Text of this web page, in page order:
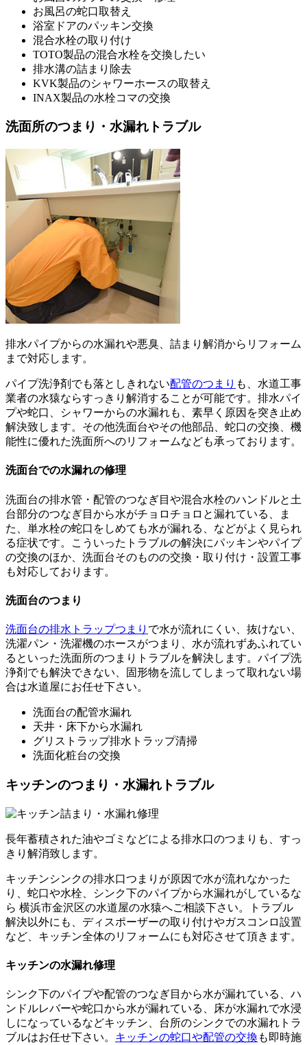
お風呂の蛇口取替え
浴室ドアのパッキン交換
混合水栓の取り付け
TOTO製品の混合水栓を交換したい
排水溝の詰まり除去
KVK製品のシャワーホースの取替え
INAX製品の水栓コマの交換
洗面所のつまり・水漏れトラブル
排水パイプからの水漏れや悪臭、詰まり解消からリフォーム
まで対応します。
パイプ洗浄剤でも落としきれない配管のつまり も、水道工事
業者の水猿ならすっきり解消することが可能です。排水パイ
プや蛇口、シャワーからの水漏れも、素早く原因を突き止め
解決致します。その他洗面台やその他部品、蛇口の交換、機
能性に優れた洗面所へのリフォームなども承っております。
洗面台での水漏れの修理
洗面台の排水管・配管のつなぎ目や混合水栓のハンドルと土
台部分のつなぎ目から水がチョロチョロと漏れている、ま
た、単水栓の蛇口をしめても水が漏れる、などがよく見られ
る症状です。こういったトラブルの解決にパッキンやパイプ
の交換のほか、洗面台そのものの交換・取り付け・設置工事
も対応しております。
洗面台のつまり
洗面台の排水トラップつまり で水が流れにくい、抜けない、
洗濯パン・洗濯機のホースがつまり、水が流れずあふれてい
るといった洗面所のつまりトラブルを解決します。パイプ洗
浄剤でも解決できない、固形物を流してしまって取れない場
合は水道屋にお任せ下さい。
洗面台の配管水漏れ
天井・床下から水漏れ
グリストラップ排水トラップ清掃
洗面化粧台の交換
キッチンのつまり・水漏れトラブル
長年蓄積された油やゴミなどによる排水口のつまりも、すっ
きり解消致します。
キッチンシンクの排水口つまりが原因で水が流れなかった
り、蛇口や水栓、シンク下のパイプから水漏れがしているな
ら 横浜市金沢区の水道屋の水猿へご相談下さい。トラブル
解決以外にも、ディスポーザーの取り付けやガスコンロ設置
など、キッチン全体のリフォームにも対応させて頂きます。
キッチンの水漏れ修理
シンク下のパイプや配管のつなぎ目から水が漏れている、ハ
ンドルレバーや蛇口から水が漏れている、床が水漏れで水浸
しになっているなどキッチン、台所のシンクでの水漏れトラ
ブルはお任せ下さい。 キッチンの蛇口や配管の交換 も即時施